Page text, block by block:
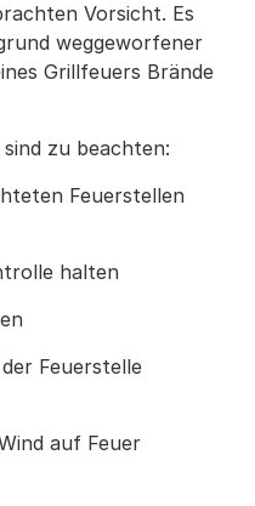
Vorsicht. Es
weggeworfener
Grillfeuers Brände
zu beachten:
Feuerstellen
halten
Feuerstelle
auf Feuer